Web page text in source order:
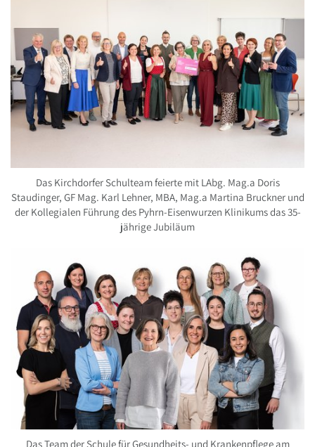
Das Kirchdorfer Schulteam feierte mit LAbg. Mag.a Doris
Staudinger, GF Mag. Karl Lehner, MBA, Mag.a Martina Bruckner und
der Kollegialen Führung des Pyhrn-Eisenwurzen Klinikums das 35-
jährige Jubiläum
Das Team der Schule für Gesundheits- und Krankenpflege am